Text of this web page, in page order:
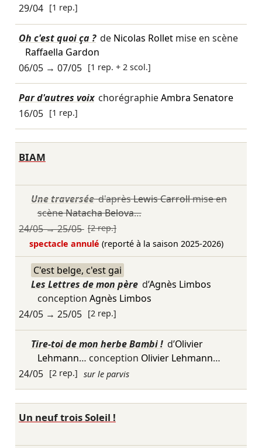
29/04 [1 rep.]
Oh c'est quoi ça ? de Nicolas Rolletmise en scène
Raffaella Gardon
06/05→ 07/05 [1 rep. + 2 scol.]
Par d'autres voix chorégraphieAmbra Senatore
16/05 [1 rep.]
BIAM
Une traverséed'aprèsLewis Carrollmise en
scèneNatacha Belova…
24/05→25/05 [2 rep.]
spectacle annulé(reporté à la saison 2025-2026)
C'est belge, c'est gai
Les Lettres de mon père d’Agnès Limbos
conception Agnès Limbos
24/05→ 25/05 [2 rep.]
Tire-toi de mon herbe Bambi ! d’Olivier
Lehmann… conception Olivier Lehmann…
24/05 [2 rep.] sur le parvis
Un neuf trois Soleil !